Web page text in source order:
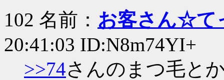
102 名前： お客さん☆て
20:41:03 ID:N8m74YI+
>>74さんのまつ毛と